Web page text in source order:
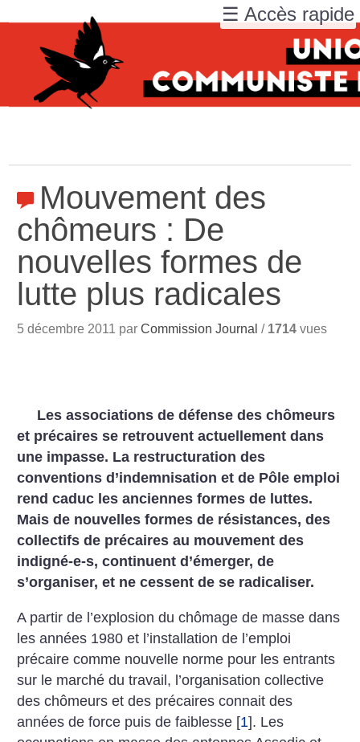
Mouvement des
chômeurs : De
nouvelles formes de
lutte plus radicales
5 décembre 2011 parCommission Journal / 1714 vues
Les associations de défense des chômeurs
et précaires se retrouvent actuellement dans
une impasse. La restructuration des
conventions d’indemnisation et de Pôle emploi
rend caduc les anciennes formes de luttes.
Mais de nouvelles formes de résistances, des
collectifs de précaires au mouvement des
indigné-e-s, continuent d’émerger, de
s’organiser, et ne cessent de se radicaliser.
A partir de l’explosion du chômage de masse dans
les années 1980 et l’installation de l’emploi
précaire comme nouvelle norme pour les entrants
sur le marché du travail, l’organisation collective
des chômeurs et des précaires connait des
années de force puis de faiblesse [1]. Les
☰ Accès rapide